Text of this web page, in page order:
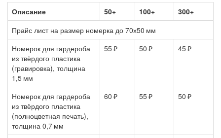
Описание 50+ 100+
300+
Прайс лист на размер номерка до 70х50 мм
Номерок для гардероба
из твёрдого пластика
(гравировка), толщина
1,5 мм
55 ₽ 50 ₽ 45 ₽
Номерок для гардероба
из твёрдого пластика
(полноцветная печать),
толщина 0,7 мм
60 ₽ 55 ₽ 50 ₽